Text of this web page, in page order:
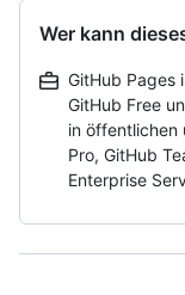
Wer kann
GitHub Pages
GitHub Free
in öffentlichen
Pro, GitHub
Enterprise